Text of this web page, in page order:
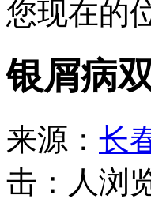
您现在的
银屑病
来源： 长
击： 人浏